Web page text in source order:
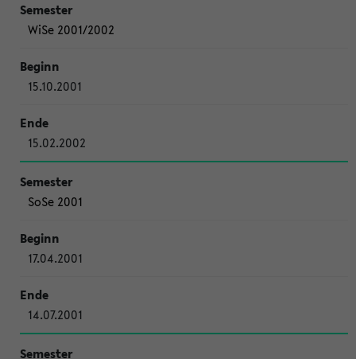
WiSe 2001/2002
15.10.2001
15.02.2002
SoSe 2001
17.04.2001
14.07.2001